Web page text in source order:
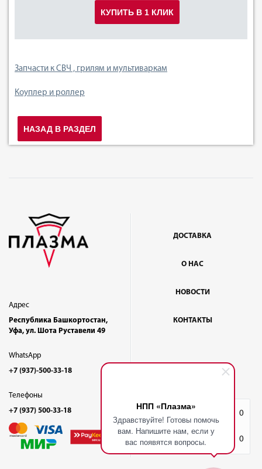
НПП «Плазма»
Здравствуйте! Готовы помочь
вам. Напишите нам, если у
вас появятся вопросы.
0
Корзина 0
КУПИТЬ В 1 КЛИК
Запчасти к СВЧ , грилям и мультиваркам
Коуплер и роллер
НАЗАД В РАЗДЕЛ
Адрес
Республика Башкортостан,
Уфа, ул. Шота Руставели 49
WhatsApp
+7 (937)-500-33-18
Телефоны
+7 (937) 500-33-18
ДОСТАВКА
О НАС
НОВОСТИ
КОНТАКТЫ